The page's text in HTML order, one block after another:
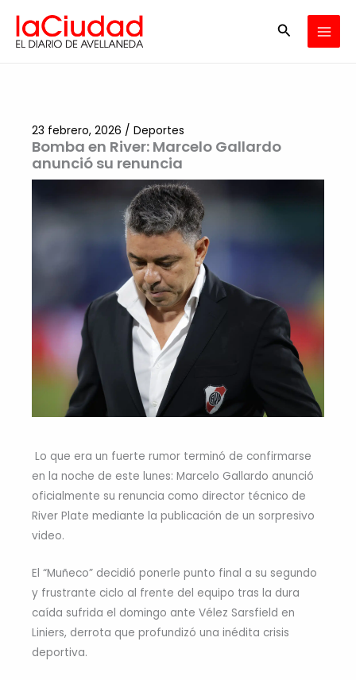
contenido
Buscar
Bomba en River: Marcelo Gallardo
anunció su renuncia
23 febrero, 2026 / Deportes
Lo que era un fuerte rumor terminó de confirmarse
en la noche de este lunes: Marcelo Gallardo anunció
oficialmente su renuncia como director técnico de
River Plate mediante la publicación de un sorpresivo
video.
El “Muñeco” decidió ponerle punto final a su segundo
y frustrante ciclo al frente del equipo tras la dura
caída sufrida el domingo ante Vélez Sarsfield en
Liniers, derrota que profundizó una inédita crisis
deportiva.